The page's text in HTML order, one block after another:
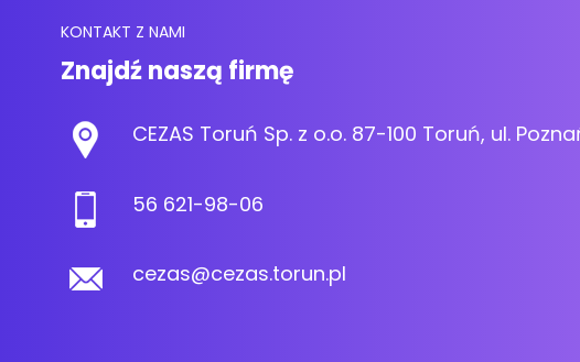
KONTAKT Z NAMI
Znajdź naszą firmę
CEZAS Toruń Sp. z o.o. 87-100 Toruń, ul.
56 621-98-06
cezas@cezas.torun.pl